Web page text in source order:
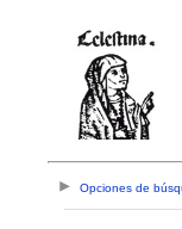
Opciones de